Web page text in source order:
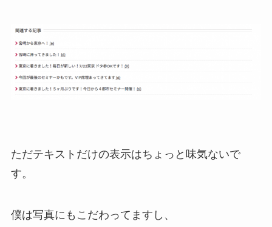
ただテキストだけの表示はちょっと味気ないで
す。
僕は写真にもこだわってますし、